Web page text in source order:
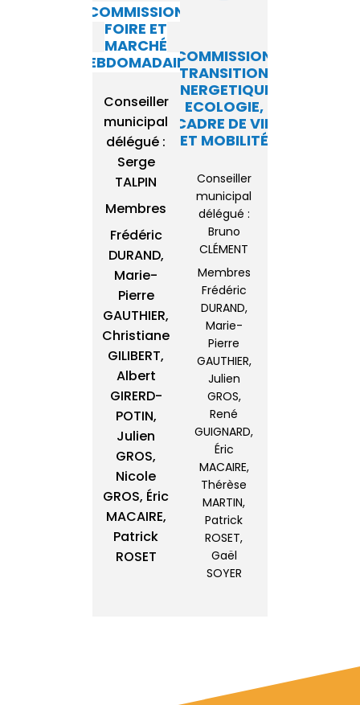
COMMISSION
FOIRE ET
MARCHÉ
HEBDOMADAIRE
Conseiller
municipal
délégué :
Serge
TALPIN
Membres
Frédéric
DURAND,
Marie-
Pierre
GAUTHIER,
Christiane
GILIBERT,
Albert
GIRERD-
POTIN,
Julien
GROS,
Nicole
GROS, Éric
MACAIRE,
Patrick
ROSET
COMMISSION
TRANSITION
ENERGETIQUE,
ECOLOGIE,
CADRE DE VIE
ET MOBILITÉ
Conseiller
municipal
délégué :
Bruno
CLÉMENT
Membres
Frédéric
DURAND,
Marie-
Pierre
GAUTHIER,
Julien
GROS,
René
GUIGNARD,
Éric
MACAIRE,
Thérèse
MARTIN,
Patrick
ROSET,
Gaël
SOYER